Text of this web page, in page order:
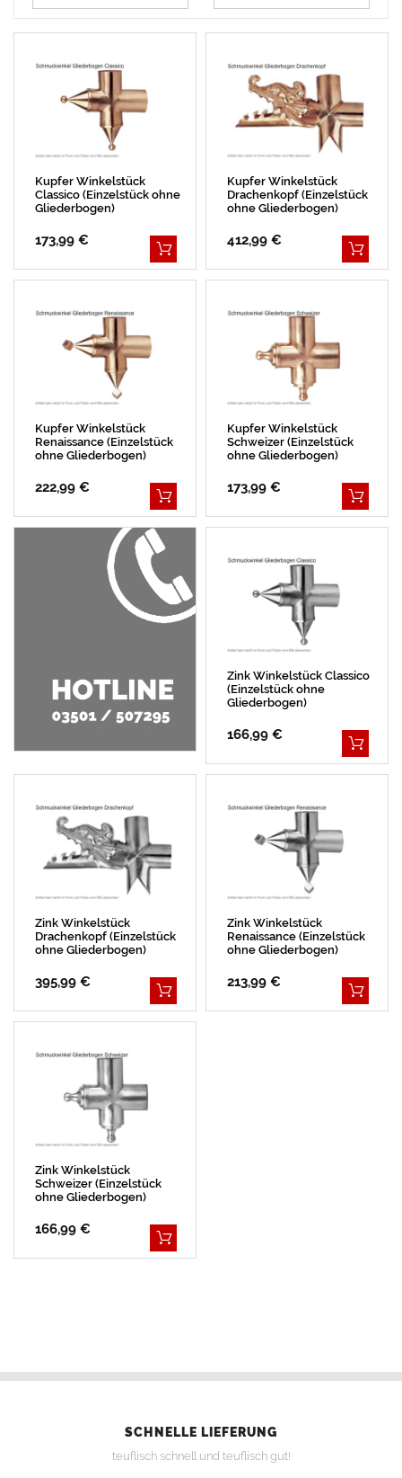
Kupfer Winkelstück
Classico (Einzelstück ohne
Gliederbogen)
173,99 €
Kupfer Winkelstück
Drachenkopf (Einzelstück
ohne Gliederbogen)
412,99 €
Kupfer Winkelstück
Renaissance (Einzelstück
ohne Gliederbogen)
222,99 €
Kupfer Winkelstück
Schweizer (Einzelstück
ohne Gliederbogen)
173,99 €
Zink Winkelstück Classico
(Einzelstück ohne
Gliederbogen)
166,99 €
Zink Winkelstück
Drachenkopf (Einzelstück
ohne Gliederbogen)
395,99 €
Zink Winkelstück
Renaissance (Einzelstück
ohne Gliederbogen)
213,99 €
Zink Winkelstück
Schweizer (Einzelstück
ohne Gliederbogen)
166,99 €
SCHNELLE LIEFERUNG
teuflisch schnell und teuflisch gut!